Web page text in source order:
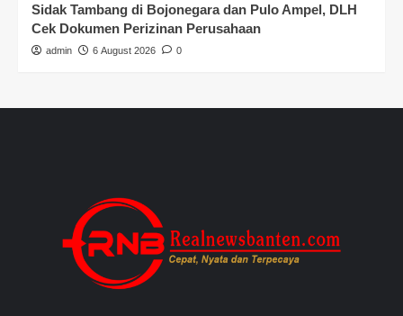
Sidak Tambang di Bojonegara dan Pulo Ampel, DLH
Cek Dokumen Perizinan Perusahaan
admin 6 August 2026 0